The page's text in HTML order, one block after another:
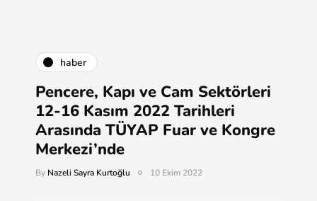
haber
Pencere, Kapı ve Cam Sektörleri
12-16 Kasım 2022 Tarihleri
Arasında TÜYAP Fuar ve Kongre
Merkezi’nde
By Nazeli Sayra Kurtoğlu 10 Ekim 2022